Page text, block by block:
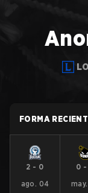
FORMA
2 - 0
ago. 04
0 -